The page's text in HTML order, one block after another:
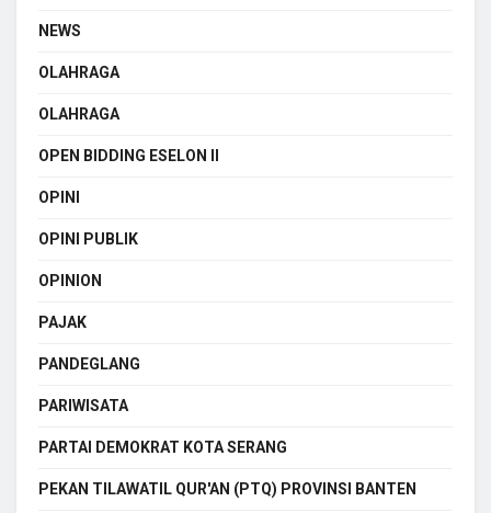
NEWS
OLAHRAGA
OLAHRAGA
OPEN BIDDING ESELON II
OPINI
OPINI PUBLIK
OPINION
PAJAK
PANDEGLANG
PARIWISATA
PARTAI DEMOKRAT KOTA SERANG
PEKAN TILAWATIL QUR'AN (PTQ) PROVINSI BANTEN